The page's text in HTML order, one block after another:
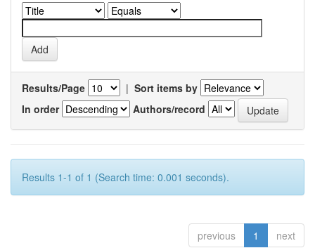
Results/Page | Sort items by
In order
Authors/record
Results 1-1 of 1 (Search time: 0.001 seconds).
previous 1 next